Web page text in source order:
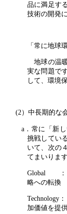
品に満足す
技術の開発
「常に地球
地球の温
実な問題で
して、環境
(2）中長期的な
a．常に「新
挑戦してい
いて、次の
てまいります
Global ：
略への転換
Technology
加価値を提